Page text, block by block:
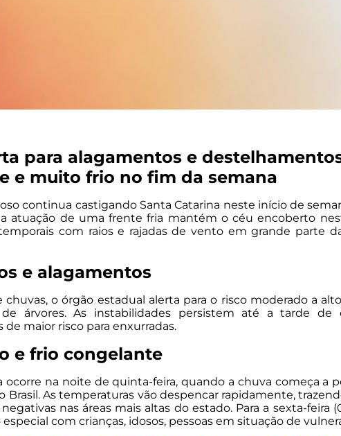
para alagamentos e
e muito frio no fim da semana
continua castigando Santa Catarina neste início de
atuação de uma frente fria mantém o céu encoberto
com raios e rajadas de vento em grande parte
e alagamentos
o órgão estadual alerta para o risco moderado a
árvores. As instabilidades persistem até a tarde de
maior risco para enxurradas.
e frio congelante
ocorre na noite de quinta-feira, quando a chuva começa a
Brasil. As temperaturas vão despencar rapidamente,
nas áreas mais altas do estado. Para a sexta-
com crianças, idosos, pessoas em situação de